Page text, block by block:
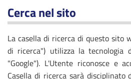
Cerca nel sito
La casella di ricerca di questo sito
di ricerca") utilizza la tecnologia
"Google"). L'Utente riconosce e
Casella di ricerca sarà disciplinato